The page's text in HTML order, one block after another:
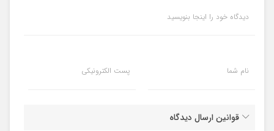
دیدگاه خود را اینجا بنویسید
نام شما پست الکترونیکی
قوانین ارسال دیدگاه